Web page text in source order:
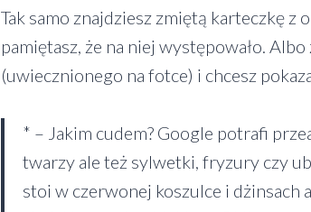
Tak samo znajdziesz zmiętą karteczkę z
pamiętasz, że na niej występowało.
(uwiecznionego na fotce) i chcesz
* – Jakim cudem? Google potrafi
twarzy ale też sylwetki, fryzury czy
stoi w czerwonej koszulce i dżinsach